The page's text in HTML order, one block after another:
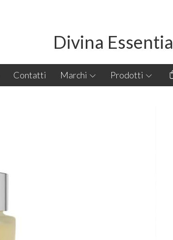
Divina Essentia
Contatti Marchi Prodotti